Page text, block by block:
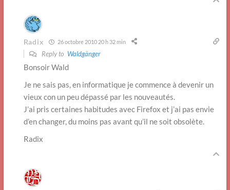
Radix 26 octobre 2010 20 h 32 min
Reply to Waldgänger
Bonsoir Wald
Je ne sais pas, en informatique je commence à devenir un
vieux con un peu dépassé par les nouveautés.
J’ai pris certaines habitudes avec Firefox et j’ai pas envie
d’en changer, du moins pas avant qu’il ne soit obsolète.
Radix